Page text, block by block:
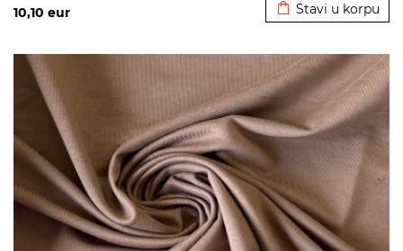
10,10 eur Stavi u korpu